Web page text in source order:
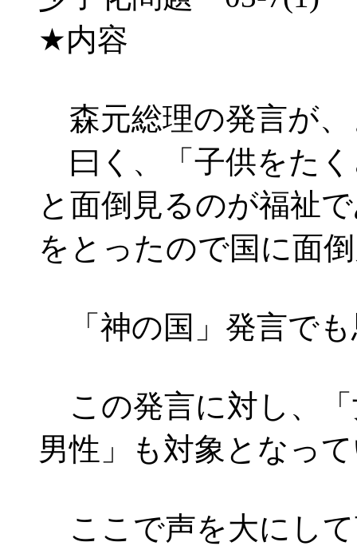
★内容
森元総理の発言が
曰く、「子供をたく
と面倒見るのが福祉
をとったので国に面
「神の国」発言でも
この発言に対し、「
男性」も対象となっ
ここで声を大にして